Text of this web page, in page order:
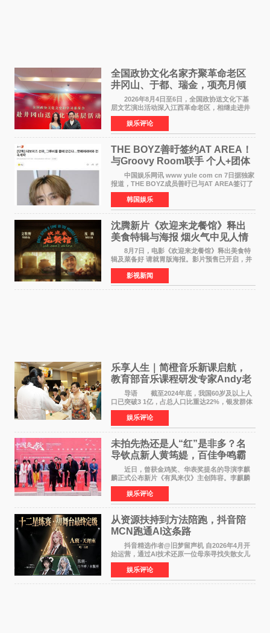
全国政协文化名家齐聚革命老区
井冈山、于都、瑞金，项亮月倾
情献唱《桃花谣》致敬红色沃土
2026年8月4日至6日，全国政协送文化下基
层文艺演出活动深入江西革命老区，相继走进井
冈山、于都长征出发地、瑞金三地。由全国政协
文化文史和学习委员会副主任、甘肃省政协原主
席欧阳坚率团，一
娱乐评论
THE BOYZ善旴签约AT AREA！
与Groovy Room联手 个人+团体
活动并行
中国娱乐网讯 www yule com cn 7日据独家
报道，THE BOYZ成员善旴已与AT AREA签订了
专属合约。AT AREA是由知名制作人组合
Groovy Room创立的hip-hop厂牌，旗下拥有多
位实力派音乐人，在韩
韩国娱乐
沈腾新片《欢迎来龙餐馆》释出
美食特辑与海报 烟火气中见人情
温暖
8月7日，电影《欢迎来龙餐馆》释出美食特
辑及菜备好 请就胃版海报。影片预售已开启，并
将于8月8日至10日14:00-21:00举行全国超前点
映。电影《欢迎来龙餐馆》作为战争美食喜剧大
片，讲述了中国
影视新闻
乐享人生｜简橙音乐新课启航，
教育部音乐课程研发专家Andy老
师重磅入驻领航银龄琴声
导语 截至2024年底，我国60岁及以上人
口已突破3 1亿，占总人口比重达22%，银发群体
的精神文化需求日益凸显。2024年1月，国务院办
公厅印发《关于发展银发经济增进老年人福祉的
意见》——这是
娱乐评论
未拍先热还是人“红”是非多？名
导钦点新人黄筠媞，百佳争鸣霸
气回应
近日，曾获金鸡奖、华表奖提名的导演李麒
麟正式公布新片《有凤来仪》主创阵容。李麒麟
早年凭电影《华容道》获得金鸡奖、华表奖提
名，此后长期参与国内外电影制作，其担任制片
人参与的作品亦曾
娱乐评论
从资源扶持到方法陪跑，抖音陪
MCN跑通AI这条路
抖音精选作者@旧梦留声机 自2026年4月开
始运营，通过AI技术还原一位母亲寻找失散女儿
的故事，凭借强情感表达获得大量用户关注，发
布仅21小时便获得超1亿曝光、超1000万互动。
此后，账号持续沿
娱乐评论